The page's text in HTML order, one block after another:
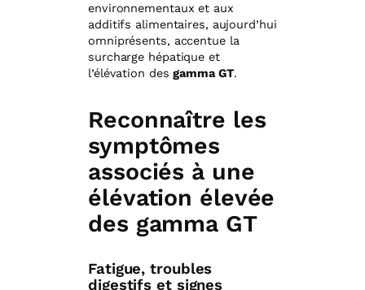
environnementaux et aux
additifs alimentaires, aujourd’hui
omniprésents, accentue la
surcharge hépatique et
l’élévation desgamma GT.
Reconnaître les
symptômes
associés à une
élévation élevée
des gamma GT
Fatigue, troubles
digestifs et signes